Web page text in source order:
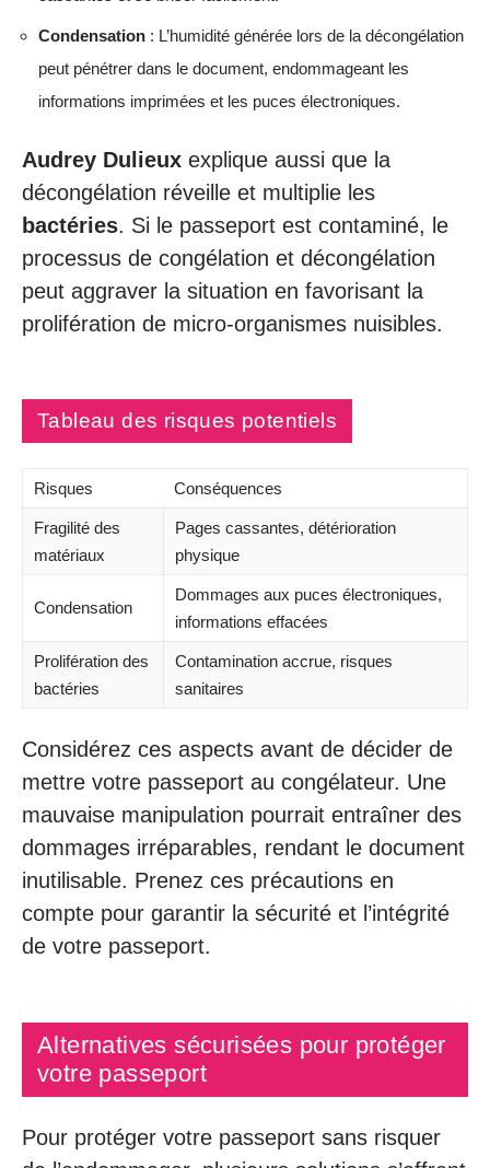
Condensation : L’humidité générée lors de la décongélation
peut pénétrer dans le document, endommageant les
informations imprimées et les puces électroniques.
Audrey Dulieux explique aussi que la
décongélation réveille et multiplie les
bactéries. Si le passeport est contaminé, le
processus de congélation et décongélation
peut aggraver la situation en favorisant la
prolifération de micro-organismes nuisibles.
Tableau des risques potentiels
Risques Conséquences
Fragilité des
matériaux
Pages cassantes, détérioration
physique
Condensation
Dommages aux puces électroniques,
informations effacées
Prolifération des
bactéries
Contamination accrue, risques
sanitaires
Considérez ces aspects avant de décider de
mettre votre passeport au congélateur. Une
mauvaise manipulation pourrait entraîner des
dommages irréparables, rendant le document
inutilisable. Prenez ces précautions en
compte pour garantir la sécurité et l’intégrité
de votre passeport.
Alternatives sécurisées pour protéger
votre passeport
Pour protéger votre passeport sans risquer